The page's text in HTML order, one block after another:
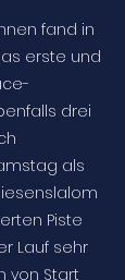
fand in
erste und
drei
als
Piste
Lauf sehr
von Start